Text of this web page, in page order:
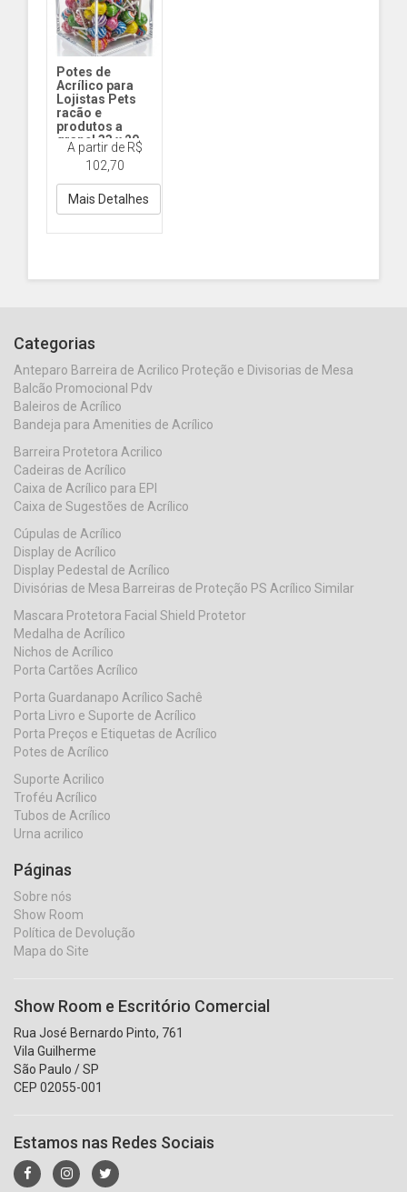
Potes de
Acrílico para
Lojistas Pets
racão e
produtos a
granel 33 x 20
cm (alt x base) -
13,2 L
Pote 33 x 20 (alt x
base ) Tampa com
A partir de R$
102,70
Mais Detalhes
Categorias
Anteparo Barreira de Acrilico Proteção e Divisorias de Mesa
Balcão Promocional Pdv
Baleiros de Acrílico
Bandeja para Amenities de Acrílico
Barreira Protetora Acrilico
Cadeiras de Acrílico
Caixa de Acrílico para EPI
Caixa de Sugestões de Acrílico
Cúpulas de Acrílico
Display de Acrílico
Display Pedestal de Acrílico
Divisórias de Mesa Barreiras de Proteção PS Acrílico Similar
Mascara Protetora Facial Shield Protetor
Medalha de Acrílico
Nichos de Acrílico
Porta Cartões Acrílico
Porta Guardanapo Acrílico Sachê
Porta Livro e Suporte de Acrílico
Porta Preços e Etiquetas de Acrílico
Potes de Acrílico
Suporte Acrilico
Troféu Acrílico
Tubos de Acrílico
Urna acrilico
Páginas
Sobre nós
Show Room
Política de Devolução
Mapa do Site
Show Room e Escritório Comercial
Rua José Bernardo Pinto, 761
Vila Guilherme
São Paulo / SP
CEP 02055-001
Estamos nas Redes Sociais